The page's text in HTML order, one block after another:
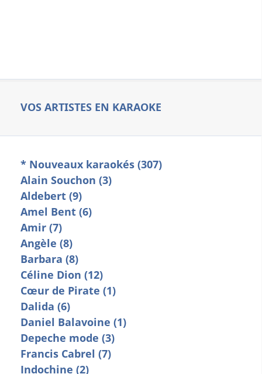
VOS ARTISTES EN KARAOKE
* Nouveaux karaokés (307)
Alain Souchon (3)
Aldebert (9)
Amel Bent (6)
Amir (7)
Angèle (8)
Barbara (8)
Céline Dion (12)
Cœur de Pirate (1)
Dalida (6)
Daniel Balavoine (1)
Depeche mode (3)
Francis Cabrel (7)
Indochine (2)